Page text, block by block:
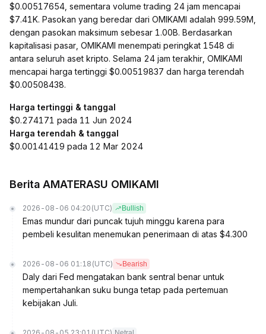
$0.00517654, sementara volume trading 24 jam mencapai
$7.41K. Pasokan yang beredar dari OMIKAMI adalah 999.59M,
dengan pasokan maksimum sebesar 1.00B. Berdasarkan
kapitalisasi pasar, OMIKAMI menempati peringkat 1548 di
antara seluruh aset kripto. Selama 24 jam terakhir, OMIKAMI
mencapai harga tertinggi $0.00519837 dan harga terendah
$0.00508438.
Harga tertinggi & tanggal
$0.274171 pada 11 Jun 2024
Harga terendah & tanggal
$0.00141419 pada 12 Mar 2024
Berita AMATERASU OMIKAMI
2026-08-06 04:20 (UTC) Bullish
Emas mundur dari puncak tujuh minggu karena para
pembeli kesulitan menemukan penerimaan di atas $4.300
2026-08-06 01:18 (UTC) Bearish
Daly dari Fed mengatakan bank sentral benar untuk
mempertahankan suku bunga tetap pada pertemuan
kebijakan Juli.